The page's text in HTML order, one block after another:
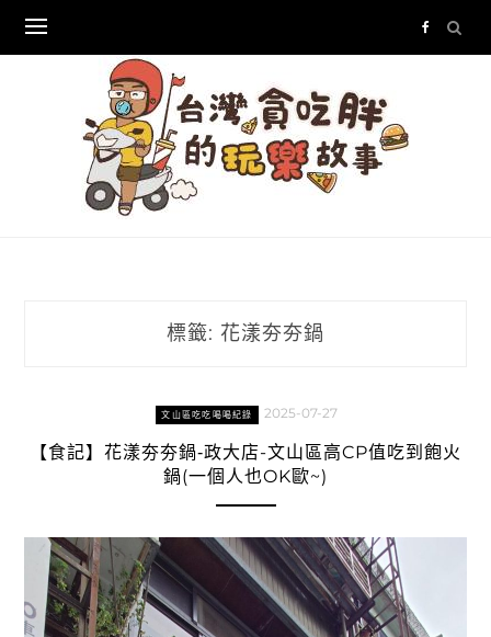
content
標籤: 花漾夯夯鍋
文山區吃吃喝喝紀錄 2025-07-27
【食記】花漾夯夯鍋‑政大店-文山區高CP值吃到飽火
鍋(一個人也OK歐~)